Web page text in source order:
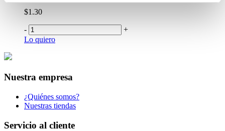
$1.30
-
+
Lo quiero
Nuestra empresa
¿Quiénes somos?
Nuestras tiendas
Servicio al cliente